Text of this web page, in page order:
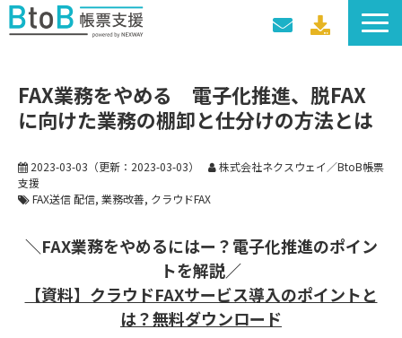
導入事例
料金プラン
セミナー・イベント
FAX業務をやめる 電子化推進、脱FAX
に向けた業務の棚卸と仕分けの方法とは
2023-03-03 （更新： 2023-03-03）
株式会社ネクスウェイ／BtoB帳票
支援
FAX送信 配信 業務改善 クラウドFAX
＼FAX業務をやめるにはー？電子化推進のポイン
トを解説／
【資料】クラウドFAXサービス導入のポイントと
は？無料ダウンロード